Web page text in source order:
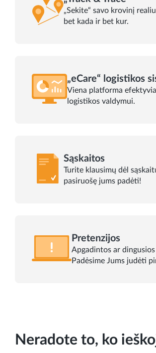
„Sekite“ savo krovinį
bet kada ir bet kur.
„eCare“ logistikos
Viena platforma
logistikos valdymui.
Sąskaitos
Turite klausimų dėl
pasiruošę jums padėti!
Pretenzijos
Apgadintos ar dingusios
Padėsime Jums judėti
Neradote to, ko